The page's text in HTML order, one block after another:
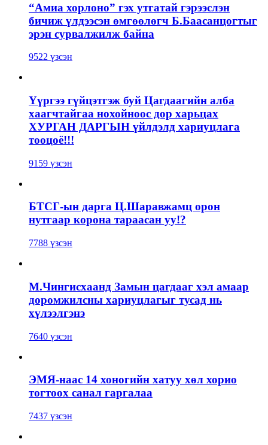
“Амиа хорлоно” гэх утгатай гэрээслэн
бичиж үлдээсэн өмгөөлөгч Б.Баасанцогтыг
эрэн сурвалжилж байна
9522 үзсэн
Үүргээ гүйцэтгэж буй Цагдаагийн алба
хаагчтайгаа нохойноос дор харьцах
ХУРГАН ДАРГЫН үйлдэлд хариуцлага
тооцоё!!!
9159 үзсэн
БТСГ-ын дарга Ц.Шаравжамц орон
нутгаар корона тараасан уу!?
7788 үзсэн
М.Чингисхаанд Замын цагдааг хэл амаар
доромжилсны хариуцлагыг тусад нь
хүлээлгэнэ
7640 үзсэн
ЭМЯ-наас 14 хоногийн хатуу хөл хорио
тогтоох санал гаргалаа
7437 үзсэн